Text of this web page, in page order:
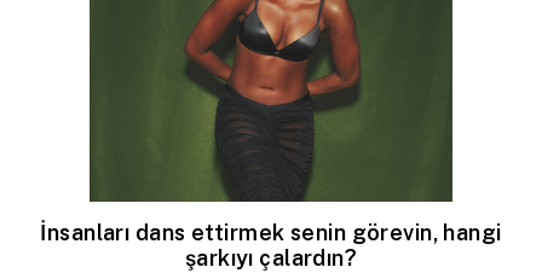
İnsanları dans ettirmek senin görevin, hangi
şarkıyı çalardın?